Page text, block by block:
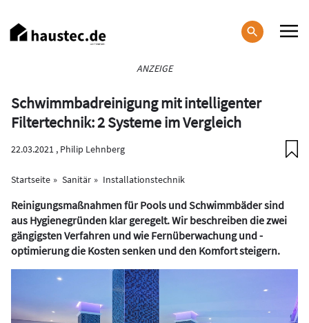
zum
Inhalt
ANZEIGE
Schwimmbadreinigung mit intelligenter
Filtertechnik: 2 Systeme im Vergleich
22.03.2021 , Philip Lehnberg
Startseite Sanitär Installationstechnik
Reinigungsmaßnahmen für Pools und Schwimmbäder sind
aus Hygienegründen klar geregelt. Wir beschreiben die zwei
gängigsten Verfahren und wie Fernüberwachung und -
optimierung die Kosten senken und den Komfort steigern.